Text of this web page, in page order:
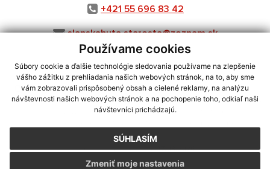
Používame cookies
Súbory cookie a ďalšie technológie sledovania používame na zlepšenie
vášho zážitku z prehliadania našich webových stránok, na to, aby sme
vám zobrazovali prispôsobený obsah a cielené reklamy, na analýzu
návštevnosti našich webových stránok a na pochopenie toho, odkiaľ naši
návštevníci prichádzajú.
SÚHLASÍM
Zmeniť moje nastavenia
+421 55 696 83 42
slanskahuta.starosta@zoznam.sk
využite možnosť získavania aktuálnych informácií s využitím RSS
CMS systém (redakčný) systém ECHELON 2,Mapa stránok,web portál
webex.digital, s.r.o.,domény,registrácia domény
Posledná aktualizácia:07.08.2026